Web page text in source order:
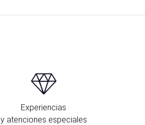
Experiencias
y atenciones especiales